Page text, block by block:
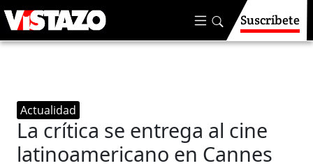
Suscríbete
Actualidad
La crítica se entrega al cine
latinoamericano en Cannes